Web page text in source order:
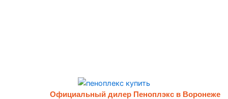
Официальный дилер Пеноплэкс в Воронеже